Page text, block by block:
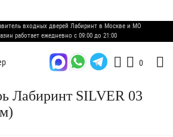
входных дверей Лабиринт в Москве и МО
работает ежедневно с 09:00 до 21:00
0
Лабиринт SILVER 03